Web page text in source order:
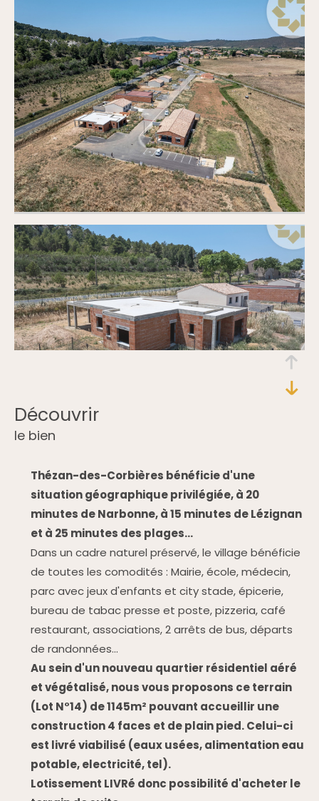
découvrir
le bien
Thézan-des-Corbières bénéficie d'une
situation géographique privilégiée, à 20
minutes de Narbonne, à 15 minutes de Lézignan
et à 25 minutes des plages...
Dans un cadre naturel préservé, le village bénéficie
de toutes les comodités : Mairie, école, médecin,
parc avec jeux d'enfants et city stade, épicerie,
bureau de tabac presse et poste, pizzeria, café
restaurant, associations, 2 arrêts de bus, départs
de randonnées...
Au sein d'un nouveau quartier résidentiel aéré
et végétalisé, nous vous proposons ce terrain
(Lot N°14) de 1145m² pouvant accueillir une
construction 4 faces et de plain pied. Celui-ci
est livré viabilisé (eaux usées, alimentation eau
potable, electricité, tel).
Lotissement LIVRé donc possibilité d'acheter le